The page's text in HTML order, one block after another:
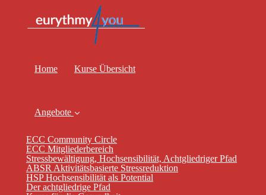
Home Kurse Übersicht
Angebote
ECC Community Circle
ECC Mitgliederbereich
Stressbewältigung, Hochsensibilität, Achtgliedriger Pfad
ABSR Aktivitätsbasierte Stressreduktion
HSP Hochsensibilität als Potential
Der achtgliedrige Pfad